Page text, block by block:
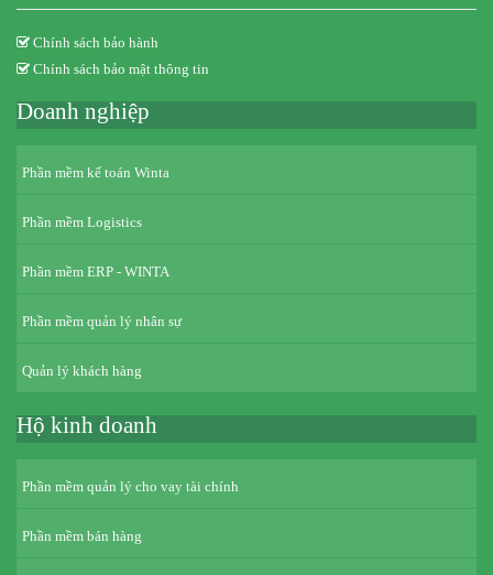
Chính sách bảo hành
Chính sách bảo mật thông tin
Doanh nghiệp
Phần mềm kế toán Winta
Phần mềm Logistics
Phần mềm ERP - WINTA
Phần mềm quản lý nhân sự
Quản lý khách hàng
Hộ kinh doanh
Phần mềm quản lý cho vay tài chính
Phần mềm bán hàng